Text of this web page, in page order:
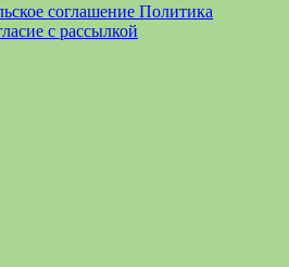
соглашение Политика
с рассылкой